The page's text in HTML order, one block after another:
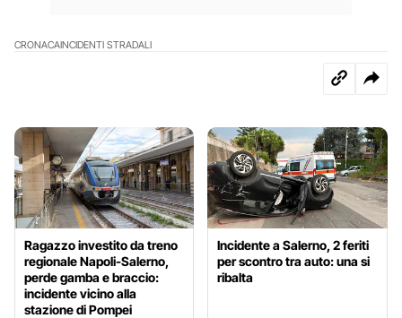
CRONACAINCIDENTI STRADALI
Ragazzo investito da treno
regionale Napoli-Salerno,
perde gamba e braccio:
incidente vicino alla
stazione di Pompei
Incidente a Salerno, 2 feriti
per scontro tra auto: una si
ribalta